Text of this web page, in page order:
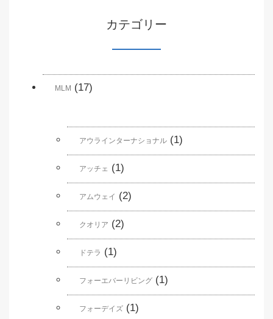
カテゴリー
MLM (17)
アウラインターナショナル (1)
アッチェ (1)
アムウェイ (2)
クオリア (2)
ドテラ (1)
フォーエバーリビング (1)
フォーデイズ (1)